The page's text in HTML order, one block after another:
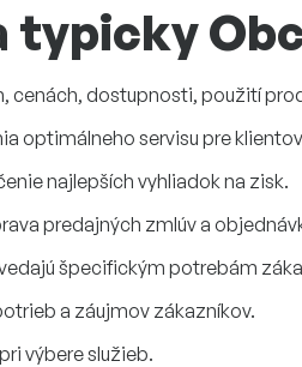
typicky
dostupnosti, použití
optimálneho servisu pre
najlepších vyhliadok na zisk.
predajných zmlúv a
špecifickým potrebám
a záujmov zákazníkov.
výbere služieb.